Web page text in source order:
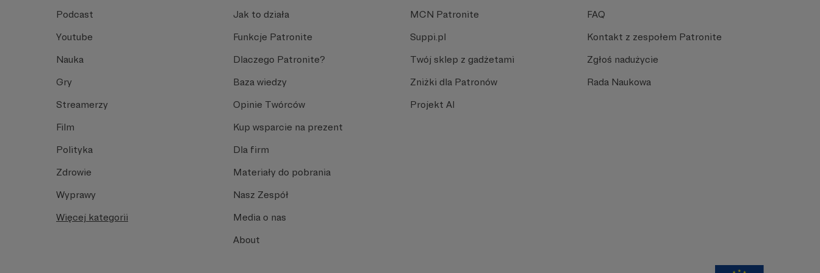
Podcast
Youtube
Nauka
Gry
Streamerzy
Film
Polityka
Zdrowie
Wyprawy
Więcej kategorii
Jak to działa
Funkcje Patronite
Dlaczego Patronite?
Baza wiedzy
Opinie Twórców
Kup wsparcie na prezent
Dla firm
Materiały do pobrania
Nasz Zespół
Media o nas
About
MCN Patronite
Suppi.pl
Twój sklep z gadżetami
Zniżki dla Patronów
Projekt AI
FAQ
Kontakt z zespołem Patronite
Zgłoś nadużycie
Rada Naukowa